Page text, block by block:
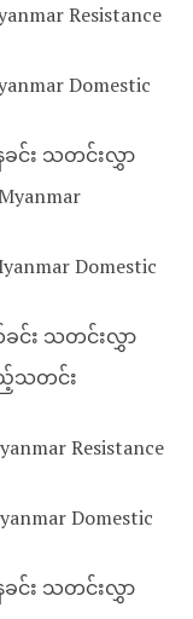
Resistance
Domestic
င်း သတင်းလွှာ
Domestic
င်း သတင်းလွှာ
ည့်သတင်း
Resistance
Domestic
င်း သတင်းလွှာ